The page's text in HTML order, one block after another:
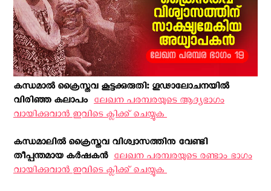
കന്ധമാല്‍ ക്രൈസ്തവ കൂട്ടക്കുരുതി: ഗൂഢാലോചനയില്‍
വിരിഞ്ഞ കലാപം ‍ ലേഖന പരമ്പരയുടെ ആദ്യഭാഗം
വായിക്കുവാന്‍ ഇവിടെ ക്ലിക്ക് ചെയ്യുക ‍
കന്ധമാലില്‍ ക്രൈസ്തവ വിശ്വാസത്തിനു വേണ്ടി
തീപ്പന്തമായ കർഷകൻ ‍ ലേഖന പരമ്പരയുടെ രണ്ടാം ഭാഗം
വായിക്കുവാന്‍ ഇവിടെ ക്ലിക്ക് ചെയ്യുക ‍